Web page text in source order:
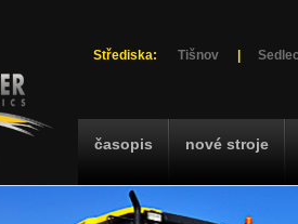
Střediska: Tišnov
časopis nové stroje